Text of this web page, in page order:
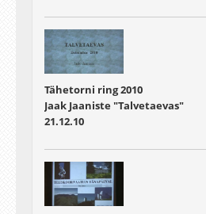
Tähetorni ring 2010
Jaak Jaaniste "Talvetaevas"
21.12.10